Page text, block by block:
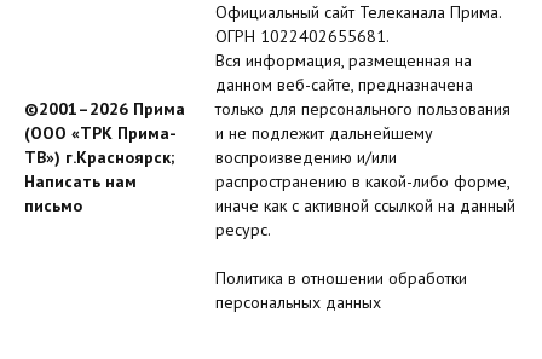
©2001–2026 Прима
(ООО «ТРК Прима-
ТВ») г.Красноярск;
Написать нам
письмо
Официальный сайт Телеканала Прима.
ОГРН 1022402655681.
Вся информация, размещенная на
данном веб-сайте, предназначена
только для персонального пользования
и не подлежит дальнейшему
воспроизведению и/или
распространению в какой-либо форме,
иначе как с активной ссылкой на данный
ресурс.
Политика в отношении обработки
персональных данных